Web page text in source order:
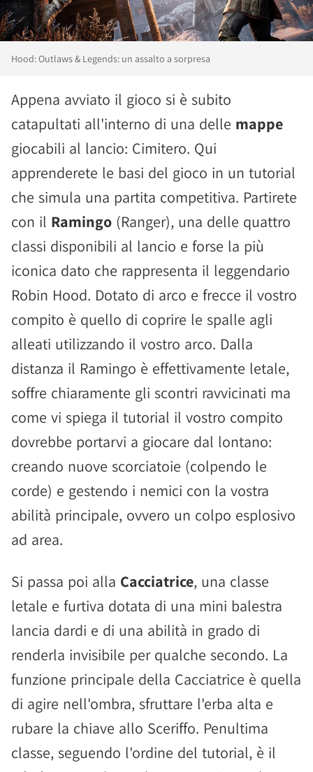
Hood: Outlaws & Legends: un assalto a sorpresa
Appena avviato il gioco si è subito
catapultati all'interno di una delle mappe
giocabili al lancio: Cimitero. Qui
apprenderete le basi del gioco in un tutorial
che simula una partita competitiva. Partirete
con il Ramingo (Ranger), una delle quattro
classi disponibili al lancio e forse la più
iconica dato che rappresenta il leggendario
Robin Hood. Dotato di arco e frecce il vostro
compito è quello di coprire le spalle agli
alleati utilizzando il vostro arco. Dalla
distanza il Ramingo è effettivamente letale,
soffre chiaramente gli scontri ravvicinati ma
come vi spiega il tutorial il vostro compito
dovrebbe portarvi a giocare dal lontano:
creando nuove scorciatoie (colpendo le
corde) e gestendo i nemici con la vostra
abilità principale, ovvero un colpo esplosivo
ad area.
Si passa poi alla Cacciatrice, una classe
letale e furtiva dotata di una mini balestra
lancia dardi e di una abilità in grado di
renderla invisibile per qualche secondo. La
funzione principale della Cacciatrice è quella
di agire nell'ombra, sfruttare l'erba alta e
rubare la chiave allo Sceriffo. Penultima
classe, seguendo l'ordine del tutorial, è il